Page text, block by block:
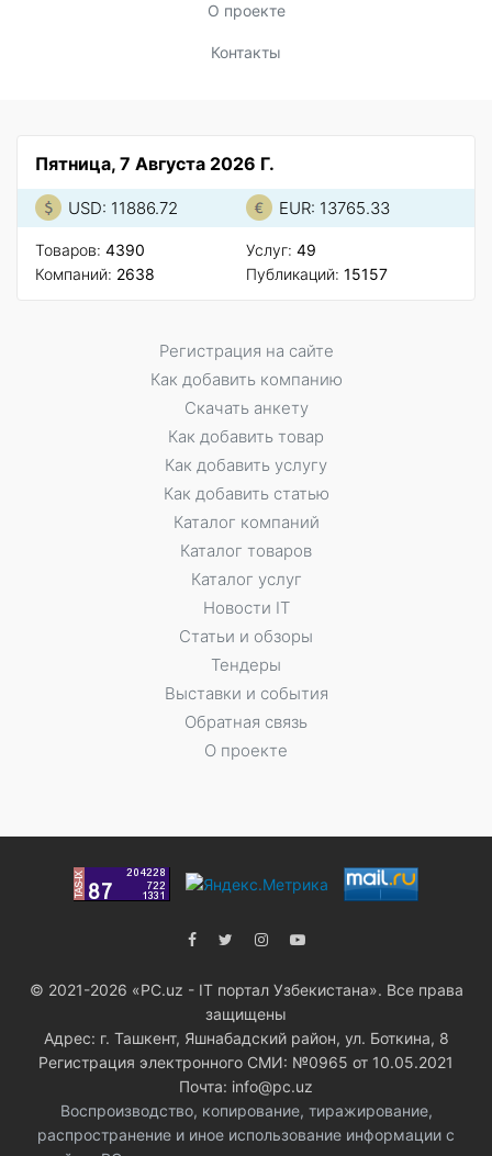
О проекте
Контакты
Пятница, 7 Августа 2026 Г.
USD: 11886.72 EUR: 13765.33
Товаров: 4390
Компаний: 2638
Услуг: 49
Публикаций: 15157
Регистрация на сайте
Как добавить компанию
Скачать анкету
Как добавить товар
Как добавить услугу
Как добавить статью
Каталог компаний
Каталог товаров
Каталог услуг
Новости IT
Статьи и обзоры
Тендеры
Выставки и события
Обратная связь
О проекте
© 2021-2026 «PC.uz - IT портал Узбекистана». Все права
защищены
Адрес: г. Ташкент, Яшнабадский район, ул. Боткина, 8
Регистрация электронного СМИ: №0965 от 10.05.2021
Почта: info@pc.uz
Воспроизводство, копирование, тиражирование,
распространение и иное использование информации с